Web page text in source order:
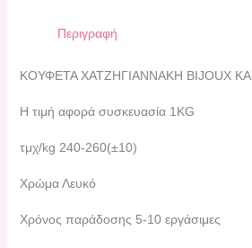
Περιγραφή
ΚΟΥΦΕΤΑ ΧΑΤΖΗΓΙΑΝΝΑΚΗ BIJOUX
Η τιμή αφορά συσκευασία 1KG
τμχ/kg 240-260(±10)
Χρώμα Λευκό
Χρόνος παράδοσης 5-10 εργάσιμες